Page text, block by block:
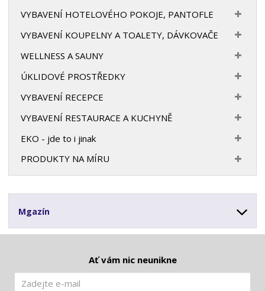
VYBAVENÍ HOTELOVÉHO POKOJE, PANTOFLE
VYBAVENÍ KOUPELNY A TOALETY, DÁVKOVAČE
WELLNESS A SAUNY
ÚKLIDOVÉ PROSTŘEDKY
VYBAVENÍ RECEPCE
VYBAVENÍ RESTAURACE A KUCHYNĚ
EKO - jde to i jinak
PRODUKTY NA MÍRU
Mgazín
Ať vám nic neunikne